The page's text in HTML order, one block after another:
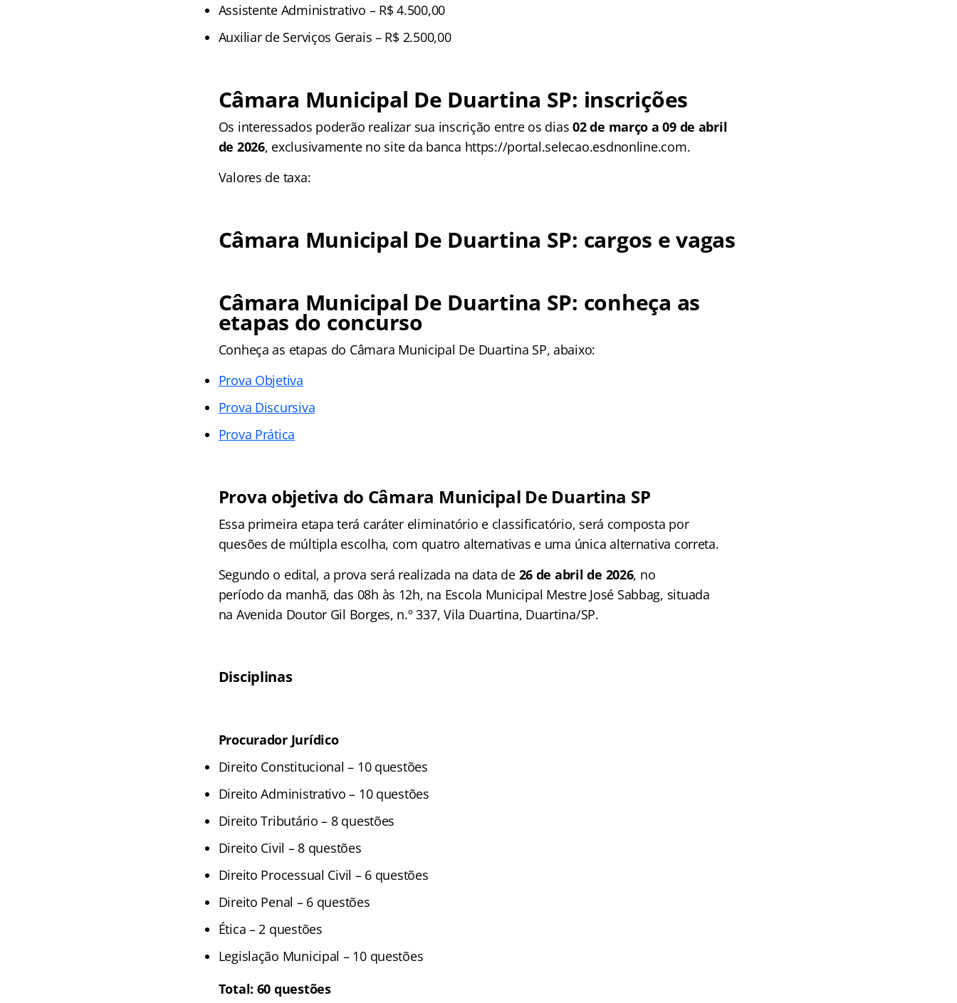
Assistente Administrativo – R$ 4.500,00
Auxiliar de Serviços Gerais – R$ 2.500,00
Câmara Municipal De Duartina SP: inscrições
Os interessados poderão realizar sua inscrição entre os dias02 de março a 09 de abril
de 2026, exclusivamente no site da banca https://portal.selecao.esdnonline.com.
Valores de taxa:
Câmara Municipal De Duartina SP: cargos e vagas
Câmara Municipal De Duartina SP: conheça as
etapas do concurso
Conheça as etapas do Câmara Municipal De Duartina SP, abaixo:
Prova Objetiva
Prova Discursiva
Prova Prática
Prova objetiva do Câmara Municipal De Duartina SP
Essa primeira etapa terá caráter eliminatório e classificatório, será composta por
quesões de múltipla escolha, com quatro alternativas e uma única alternativa correta.
Segundo o edital, a prova será realizada na data de 26 de abril de 2026, no
período da manhã, das 08h às 12h, na Escola Municipal Mestre José Sabbag, situada
na Avenida Doutor Gil Borges, n.º 337, Vila Duartina, Duartina/SP.
Disciplinas
Procurador Jurídico
Direito Constitucional – 10 questões
Direito Administrativo – 10 questões
Direito Tributário – 8 questões
Direito Civil – 8 questões
Direito Processual Civil – 6 questões
Direito Penal – 6 questões
Ética – 2 questões
Legislação Municipal – 10 questões
Total: 60 questões